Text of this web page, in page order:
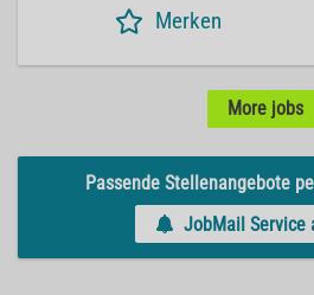
Merken
More jobs
Passende Stellenangebote
JobMail Service